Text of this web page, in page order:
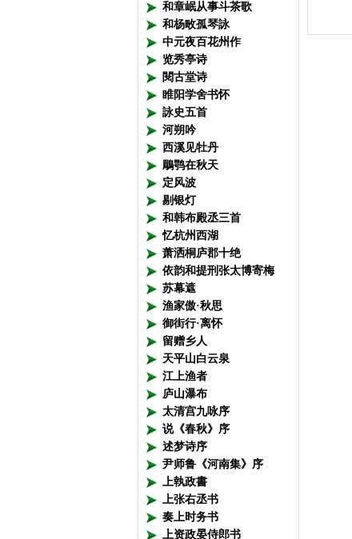
和章岷从事斗茶歌
和杨畋孤琴詠
中元夜百花州作
览秀亭诗
閱古堂诗
睢阳学舍书怀
詠史五首
河朔吟
西溪见牡丹
鵰鹗在秋天
定风波
剔银灯
和韩布殿丞三首
忆杭州西湖
萧洒桐庐郡十绝
依韵和提刑张太博寄梅
苏幕遮
渔家傲·秋思
御街行·离怀
留赠乡人
天平山白云泉
江上渔者
庐山瀑布
太清宫九咏序
说《春秋》序
述梦诗序
尹师鲁《河南集》序
上執政書
上张右丞书
奏上时务书
上资政晏侍郎书